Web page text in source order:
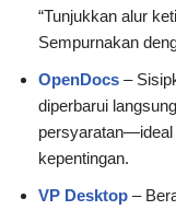
“Tunjukkan alur
Sempurnakan
OpenDocs –
diperbarui
persyaratan—ideal
kepentingan.
VP Desktop –